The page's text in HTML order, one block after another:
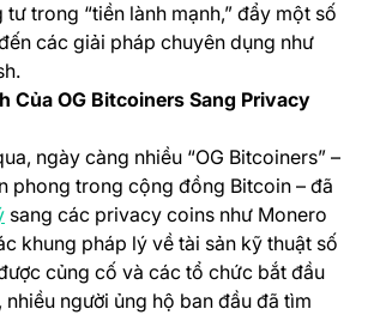
trong “tiền lành mạnh,” đẩy một số
các giải pháp chuyên dụng như
Của OG Bitcoiners Sang Privacy
ngày càng nhiều “OG Bitcoiners” –
phong trong cộng đồng Bitcoin – đã
(opens in a new tab)
sang các privacy coins như Monero
khung pháp lý về tài sản kỹ thuật số
củng cố và các tổ chức bắt đầu
người ủng hộ ban đầu đã tìm